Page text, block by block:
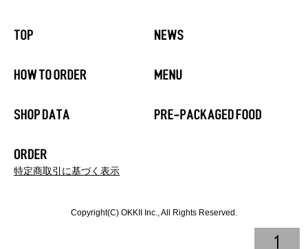
特定商取引に基づく表示
Copyright(C) OKKII Inc., All Rights Reserved.